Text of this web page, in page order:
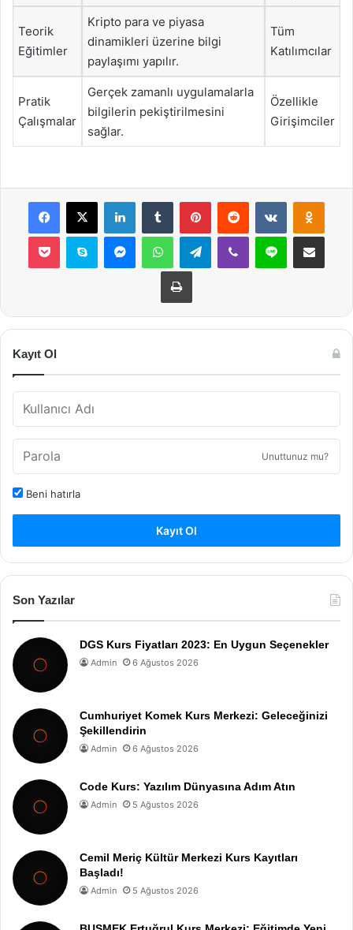
Teorik
Eğitimler
Kripto para ve piyasa
dinamikleri üzerine bilgi
paylaşımı yapılır.
Tüm
Katılımcılar
Pratik
Çalışmalar
Gerçek zamanlı uygulamalarla
bilgilerin pekiştirilmesini
sağlar.
Özellikle
Girişimciler
Facebook
X LinkedInTumblr PinterestReddit VKontakte
Pocket Skype MessengerWhatsAppTelegramViber Line E-Posta ile
Yazdır
Kayıt Ol
Unuttunuz mu?
Beni hatırla
Kayıt Ol
Son Yazılar
DGS Kurs Fiyatları 2023: En Uygun Seçenekler
Admin 6 Ağustos 2026
Cumhuriyet Komek Kurs Merkezi: Geleceğinizi
Şekillendirin
Admin 6 Ağustos 2026
Code Kurs: Yazılım Dünyasına Adım Atın
Admin 5 Ağustos 2026
Cemil Meriç Kültür Merkezi Kurs Kayıtları
Başladı!
Admin 5 Ağustos 2026